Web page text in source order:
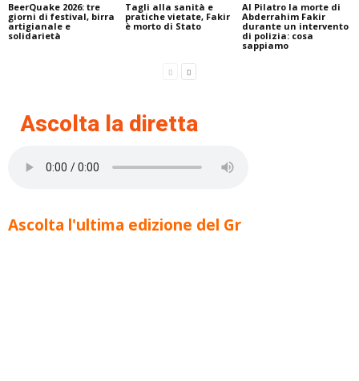
BeerQuake 2026: tre
giorni di festival, birra
artigianale e
solidarietà
Tagli alla sanità e
pratiche vietate, Fakir
è morto di Stato
Al Pilatro la morte di
Abderrahim Fakir
durante un intervento
di polizia: cosa
sappiamo
Ascolta la diretta
Ascolta l'ultima edizione del Gr